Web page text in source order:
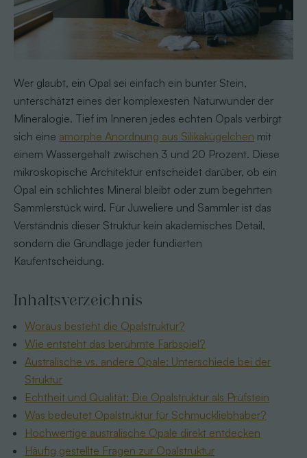
Wer glaubt, ein Opal sei einfach ein bunter Stein,
unterschätzt eines der komplexesten Naturwunder der
Mineralogie. Tief im Inneren jedes echten Opals verbirgt
sich eine amorphe Anordnung aus Silikakügelchen mit
einem Wassergehalt zwischen 3 und 20 Prozent. Diese
mikroskopische Architektur entscheidet darüber, ob ein
Opal ein schlichtes Mineral bleibt oder zum begehrten
Sammlerstück wird. Für Juweliere und Sammler ist das
Verständnis dieser Struktur kein akademisches Detail,
sondern die Grundlage jeder fundierten
Kaufentscheidung.
Inhaltsverzeichnis
Woraus besteht die Opalstruktur?
Wie entsteht das berühmte Farbspiel?
Australische vs. andere Opale: Unterschiede bei der
Struktur
Echtheit und Qualität: Die Opalstruktur als Prüfstein
Was bedeutet Opalstruktur für Schmuckliebhaber?
Hochwertige australische Opale direkt entdecken
Häufig gestellte Fragen zur Opalstruktur